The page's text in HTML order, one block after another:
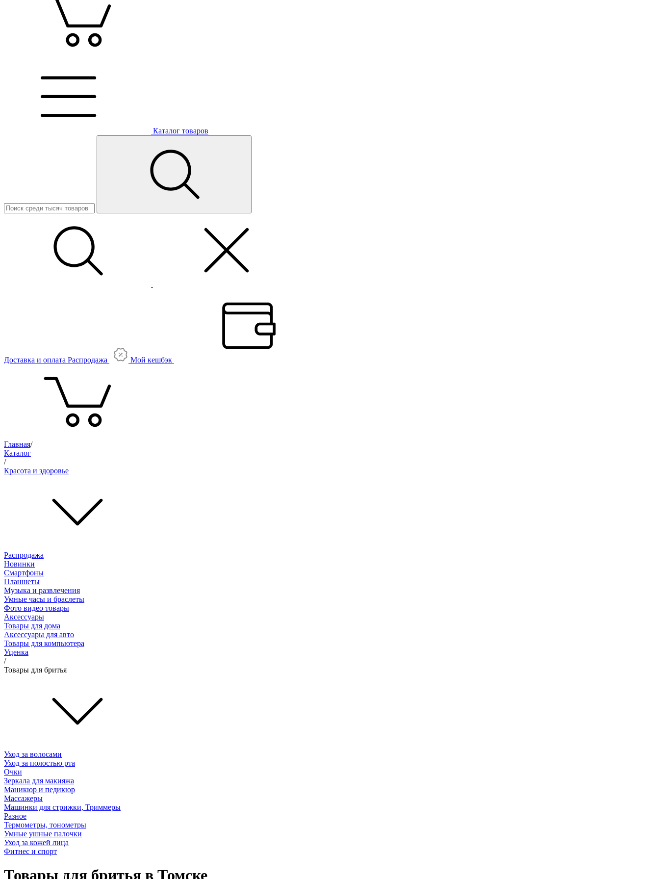
Каталог товаров
Доставка и оплата Распродажа Мой кешбэк
Главная/
Каталог
/
Красота и здоровье
Распродажа
Новинки
Смартфоны
Планшеты
Музыка и развлечения
Умные часы и браслеты
Фото видео товары
Аксессуары
Товары для дома
Аксессуары для авто
Товары для компьютера
Уценка
/
Товары для бритья
Уход за волосами
Уход за полостью рта
Очки
Зеркала для макияжа
Маникюр и педикюр
Массажеры
Машинки для стрижки, Триммеры
Разное
Термометры, тонометры
Умные ушные палочки
Уход за кожей лица
Фитнес и спорт
Товары для бритья в Томске